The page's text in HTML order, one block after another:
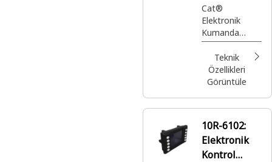
Grubu
Cat®
Elektronik
Kumanda
Grubu
Teknik
Özellikleri
Görüntüle
10R-6102:
Elektronik
Kontrol